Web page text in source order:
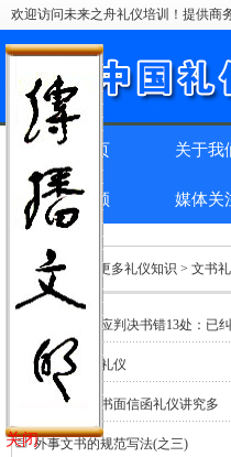
欢迎访问未来之舟礼仪培训！提供商
网站首页 关于我
精彩回顾 媒体关
位置：首页 > 更多礼仪知识 > 文书
遂平法院回应判决书错13处：已
赠言签名的礼仪
商务礼仪之书面信函礼仪讲究多
外事文书的规范写法(之三)
关闭